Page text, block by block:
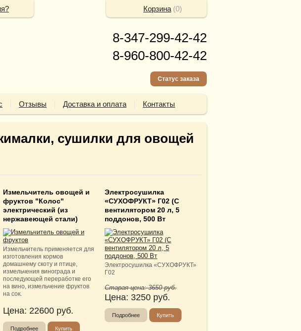
8-347-299-42-42
8-960-800-42-42
Статус заказа
Отзывы Доставка и оплата Контакты
сушилки для овощей
Измельчитель овощей и
фруктов "Колос"
электрический (из
нержавеющей стали)
Измельчитель применяется для
изготовления кормов
домашнему скоту и птице,
измельчения винограда и
последующей переработке его
на вино, измельчение фруктов
на сок.
Цена: 22600 руб.
Подробнее Купить
Электросушилка
«СУХОФРУКТ» Г02 (С
вентилятором 20 л, 5
поддонов, 500 Вт
Электросушилка «СУХОФРУКТ»
Г02
Старая цена:3650руб.
Цена: 3250 руб.
Подробнее Купить
Корзина (0)